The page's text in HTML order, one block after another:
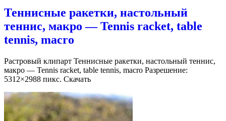
Теннисные ракетки, настольный
теннис, макро — Tennis racket, table
tennis, macro
Растровый клипарт Теннисные ракетки, настольный теннис,
макро — Tennis racket, table tennis, macro Разрешение:
5312×2988 пикс. Скачать